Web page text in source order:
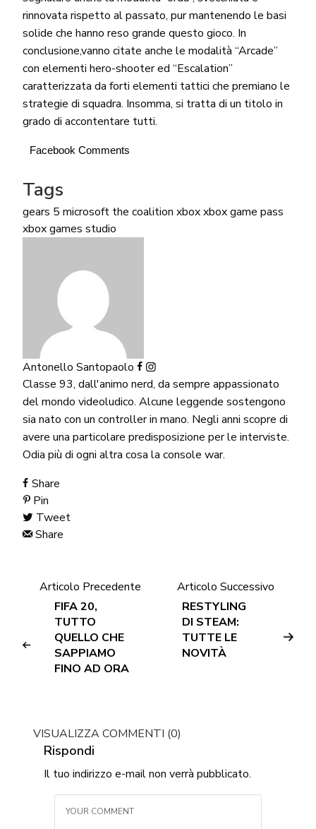
rinnovata rispetto al passato, pur mantenendo le basi
solide che hanno reso grande questo gioco. In
conclusione,vanno citate anche le modalità “Arcade”
con elementi hero-shooter ed “Escalation”
caratterizzata da forti elementi tattici che premiano le
strategie di squadra. Insomma, si tratta di un titolo in
grado di accontentare tutti.
Facebook Comments
Tags
gears 5 microsoft the coalition xboxxbox game pass
xbox games studio
Antonello Santopaolo
Classe 93, dall'animo nerd, da sempre appassionato
del mondo videoludico. Alcune leggende sostengono
sia nato con un controller in mano. Negli anni scopre di
avere una particolare predisposizione per le interviste.
Odia più di ogni altra cosa la console war.
Share
Pin
Tweet
Share
Articolo Precedente
FIFA 20,
TUTTO
QUELLO CHE
SAPPIAMO
FINO AD ORA
Articolo Successivo
RESTYLING
DI STEAM:
TUTTE LE
NOVITÀ
VISUALIZZA COMMENTI (0)
Rispondi
Il tuo indirizzo e-mail non verrà pubblicato.